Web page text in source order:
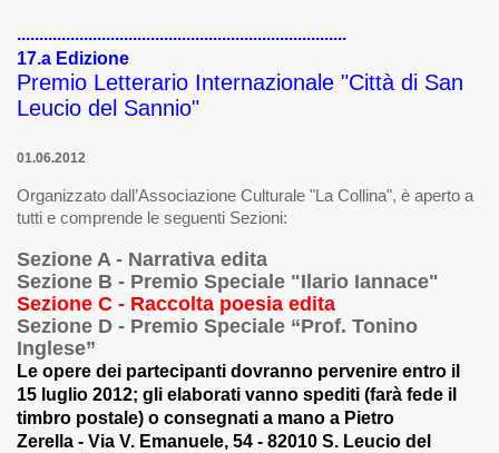
..........................................................................
17.a Edizione
Premio Letterario Internazionale "Città di San
Leucio del Sannio"
01.06.2012
Organizzato dall’Associazione Culturale "La Collina", è aperto a
tutti e comprende le seguenti Sezioni:
Sezione A - Narrativa edita
Sezione B - Premio Speciale "Ilario Iannace"
Sezione C - Raccolta poesia edita
Sezione D - Premio Speciale “Prof. Tonino
Inglese”
Le opere dei partecipanti dovranno pervenire entro il
15 luglio 2012; gli elaborati vanno spediti (farà fede il
timbro postale) o consegnati a mano a Pietro
Zerella - Via V. Emanuele, 54 - 82010 S. Leucio del
in Casentino (12-11-2011)
(15-11-011)
01-2012)
02-2012)
26-03-2012)
(28-03-2012)
- 03-04-2012)
- 18-04-2012)